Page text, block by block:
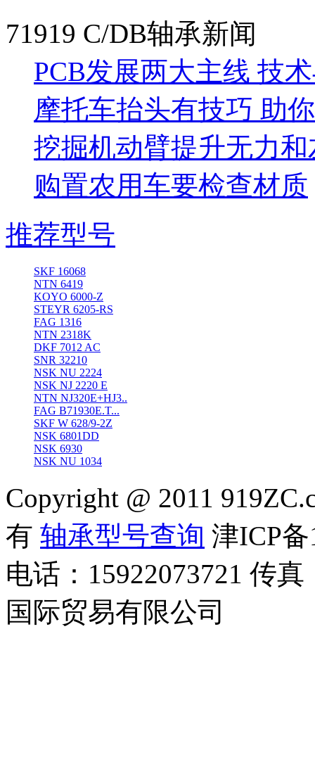
71919 C/DB轴承新闻
PCB发展两大主线 技
摩托车抬头有技巧 助
挖掘机动臂提升无力
购置农用车要检查材质
推荐型号
SKF 16068
NTN 6419
KOYO 6000-Z
STEYR 6205-RS
FAG 1316
NTN 2318K
DKF 7012 AC
SNR 32210
NSK NU 2224
NSK NJ 2220 E
NTN NJ320E+HJ3..
FAG B71930E.T...
SKF W 628/9-2Z
NSK 6801DD
NSK 6930
NSK NU 1034
Copyright @ 2011
有 轴承型号查询 津ICP备
电话：15922073721 传
国际贸易有限公司